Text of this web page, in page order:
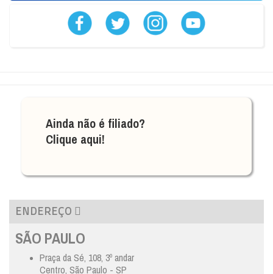
Ainda não é filiado?
Clique aqui!
ENDEREÇO
SÃO PAULO
Praça da Sé, 108, 3º andar
Centro, São Paulo - SP